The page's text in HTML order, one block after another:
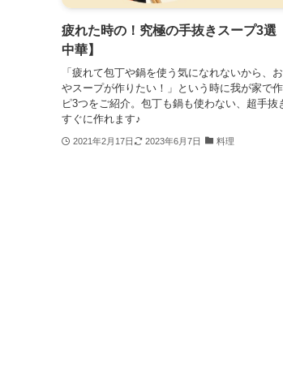
疲れた時の！究極の手抜きスープ3選
中華】
「疲れて包丁や鍋を使う気になれないから、
やスープが作りたい！」という時に我が家で
ピ3つをご紹介。包丁も鍋も使わない、超手抜
すぐに作れます♪
2021年2月17日 2023年6月7日 料理